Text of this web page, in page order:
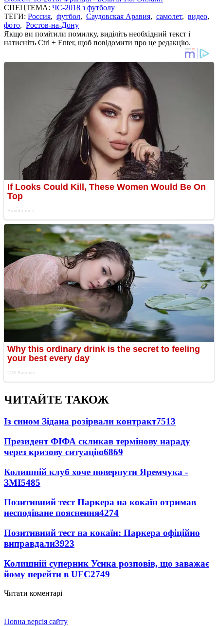
СПЕЦТЕМА: ЧС-2018 з футболу
ТЕГИ: Россия, футбол, Саудовская Аравия, самолет, видео,
фото, Ростов-на-Дону
Якщо ви помітили помилку, виділіть необхідний текст і
натисніть Ctrl + Enter, щоб повідомити про це редакцію.
ЧИТАЙТЕ ТАКОЖ
Із сином Зідана розірвали контракт7513
Президент ФІФА скликав термінову нараду
через кризову ситуацію6869
Колишній клуб хоче повернути Яремчука -
ЗМІ5485
Позитивний тест Паркера на кокаїн отримав
несподіване пояснення4274
Позитивний тест на кокаїн: Паркера офіційно
виправдали3923
Колишній суперник Усика розповів, що заважає
йому перейти в UFC2749
Читати коментарі
Повна версія сайту